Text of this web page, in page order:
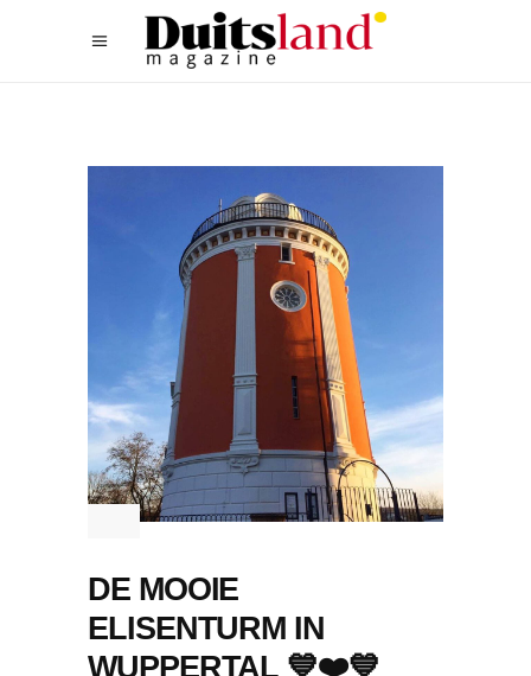
DE MOOIE
ELISENTURM IN
WUPPERTAL 💙❤️💙